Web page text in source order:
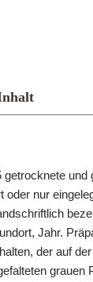
und
oder nur
Jahr.
der auf
grauen